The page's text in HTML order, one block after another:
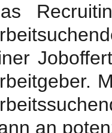
an